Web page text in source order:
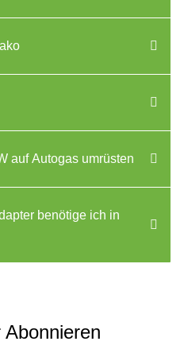
auf Autogas umrüsten
benötige ich in